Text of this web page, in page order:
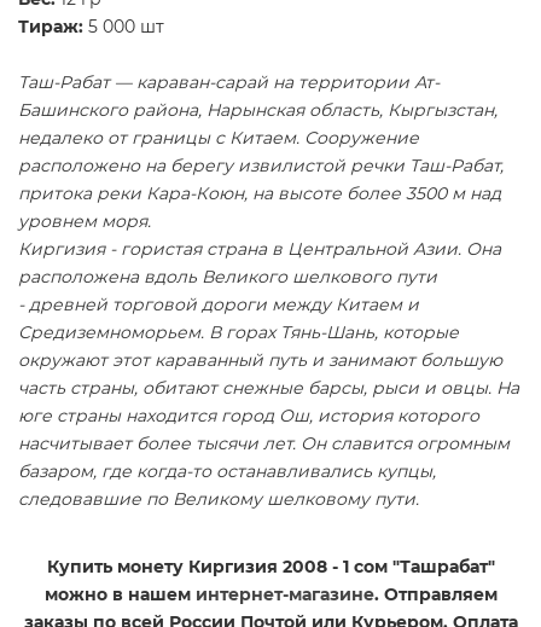
Тираж: 5 000 шт
Таш-Рабат — караван-сарай на территории Ат-
Башинского района, Нарынская область, Кыргызстан,
недалеко от границы с Китаем. Сооружение
расположено на берегу извилистой речки Таш-Рабат,
притока реки Кара-Коюн, на высоте более 3500 м над
уровнем моря.
Киргизия - гористая страна в Центральной Азии. Она
расположена вдоль Великого шелкового пути
- древней торговой дороги между Китаем и
Средиземноморьем. В горах Тянь-Шань, которые
окружают этот караванный путь и занимают большую
часть страны, обитают снежные барсы, рыси и овцы. На
юге страны находится город Ош, история которого
насчитывает более тысячи лет. Он славится огромным
базаром, где когда-то останавливались купцы,
следовавшие по Великому шелковому пути.
Купить монету Киргизия 2008 - 1 сом "Ташрабат"
можно в нашем интернет-магазине. Отправляем
заказы по всей России Почтой или Курьером. Оплата